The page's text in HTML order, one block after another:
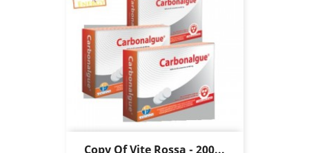
Copy Of Vite Rossa - 200...